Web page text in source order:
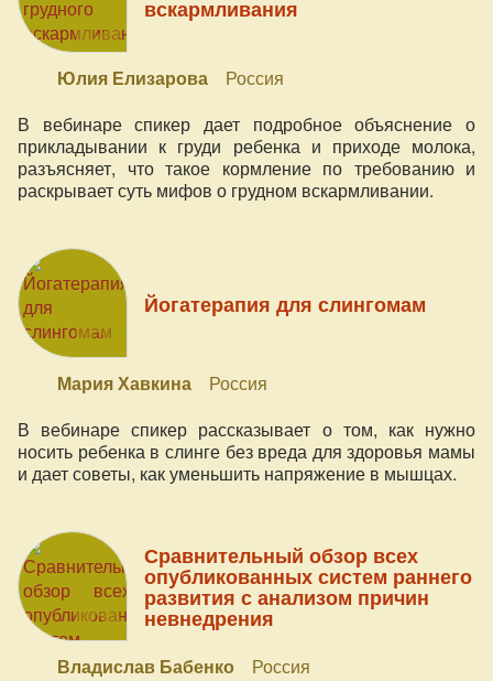
вскармливания
Юлия Елизарова
Россия
В вебинаре спикер дает подробное объяснение о
прикладывании к груди ребенка и приходе молока,
разъясняет, что такое кормление по требованию и
раскрывает суть мифов о грудном вскармливании.
Йогатерапия для слингомам
Мария Хавкина
Россия
В вебинаре спикер рассказывает о том, как нужно
носить ребенка в слинге без вреда для здоровья мамы
и дает советы, как уменьшить напряжение в мышцах.
Сравнительный обзор всех
опубликованных систем раннего
развития с анализом причин
невнедрения
Владислав Бабенко
Россия